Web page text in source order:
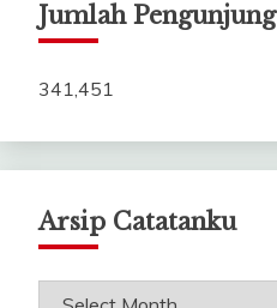
Jumlah Pengunjung
341,451
Arsip Catatanku
Arsip